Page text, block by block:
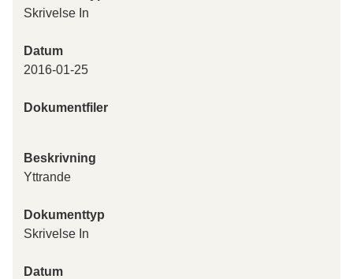
Skrivelse In
Datum
2016-01-25
Dokumentfiler
Beskrivning
Yttrande
Dokumenttyp
Skrivelse In
Datum